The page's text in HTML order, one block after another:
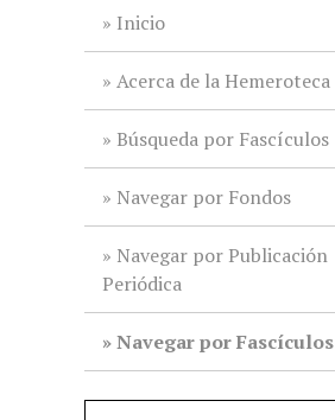
Inicio
Acerca de la Hemeroteca
Búsqueda por Fascículos
Navegar por Fondos
Navegar por Publicación
Periódica
Navegar por Fascículos